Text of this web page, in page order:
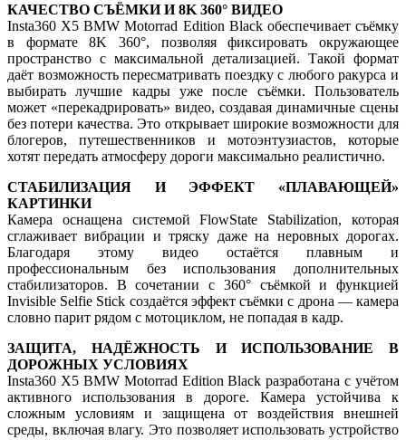
КАЧЕСТВО СЪЁМКИ И 8K 360° ВИДЕО
Insta360 X5 BMW Motorrad Edition Black обеспечивает съёмку
в формате 8K 360°, позволяя фиксировать окружающее
пространство с максимальной детализацией. Такой формат
даёт возможность пересматривать поездку с любого ракурса и
выбирать лучшие кадры уже после съёмки. Пользователь
может «перекадрировать» видео, создавая динамичные сцены
без потери качества. Это открывает широкие возможности для
блогеров, путешественников и мотоэнтузиастов, которые
хотят передать атмосферу дороги максимально реалистично.
СТАБИЛИЗАЦИЯ И ЭФФЕКТ «ПЛАВАЮЩЕЙ»
КАРТИНКИ
Камера оснащена системой FlowState Stabilization, которая
сглаживает вибрации и тряску даже на неровных дорогах.
Благодаря этому видео остаётся плавным и
профессиональным без использования дополнительных
стабилизаторов. В сочетании с 360° съёмкой и функцией
Invisible Selfie Stick создаётся эффект съёмки с дрона — камера
словно парит рядом с мотоциклом, не попадая в кадр.
ЗАЩИТА, НАДЁЖНОСТЬ И ИСПОЛЬЗОВАНИЕ В
ДОРОЖНЫХ УСЛОВИЯХ
Insta360 X5 BMW Motorrad Edition Black разработана с учётом
активного использования в дороге. Камера устойчива к
сложным условиям и защищена от воздействия внешней
среды, включая влагу. Это позволяет использовать устройство